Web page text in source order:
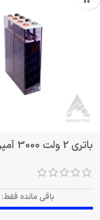
باتری 2 ولت 3000 آمپر OPZS
باقی مانده فقط: